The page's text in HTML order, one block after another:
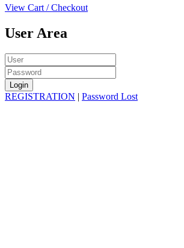
View Cart / Checkout
User Area
REGISTRATION | Password Lost